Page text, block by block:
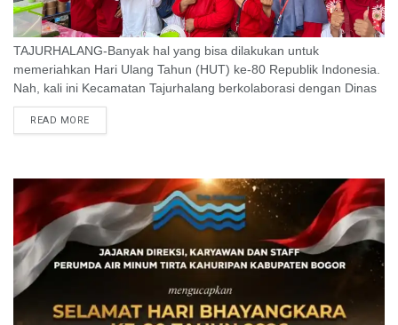
TAJURHALANG-Banyak hal yang bisa dilakukan untuk
memeriahkan Hari Ulang Tahun (HUT) ke-80 Republik Indonesia.
Nah, kali ini Kecamatan Tajurhalang berkolaborasi dengan Dinas
Perindustrian dan Perdagangan (Disdagin) Kabupaten Bogor
menggelar Kecamatan ...
READ MORE